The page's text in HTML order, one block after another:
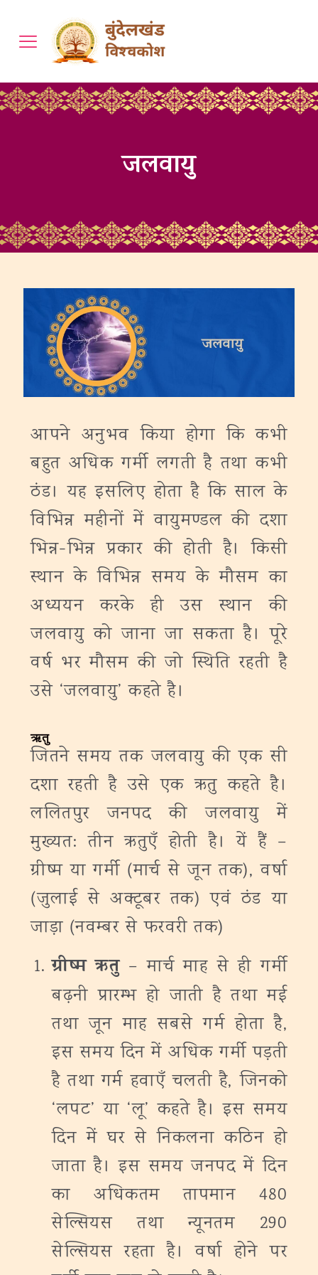
जलवायु
आपने अनुभव किया होगा कि कभी
बहुत अधिक गर्मी लगती है तथा कभी
ठंड। यह इसलिए होता है कि साल के
विभिन्न महीनों में वायुमण्डल की दशा
भिन्न-भिन्न प्रकार की होती है। किसी
स्थान के विभिन्न समय के मौसम का
अध्ययन करके ही उस स्थान की
जलवायु को जाना जा सकता है। पूरे
वर्ष भर मौसम की जो स्थिति रहती है
उसे ‘जलवायु’ कहते है।
ऋतु
जितने समय तक जलवायु की एक सी
दशा रहती है उसे एक ऋतु कहते है।
ललितपुर जनपद की जलवायु में
मुख्यत: तीन ऋतुएँ होती है। यें हैं –
ग्रीष्म या गर्मी (मार्च से जून तक), वर्षा
(जुलाई से अक्टूबर तक) एवं ठंड या
जाड़ा (नवम्बर से फरवरी तक)
ग्रीष्म ऋतु– मार्च माह से ही गर्मी
बढ़नी प्रारम्भ हो जाती है तथा मई
तथा जून माह सबसे गर्म होता है,
इस समय दिन में अधिक गर्मी पड़ती
है तथा गर्म हवाएँ चलती है, जिनको
‘लपट’ या ‘लू’ कहते है। इस समय
दिन में घर से निकलना कठिन हो
जाता है। इस समय जनपद में दिन
का अधिकतम तापमान 480
सेल्सियस तथा न्यूनतम 290
सेल्सियस रहता है। वर्षा होने पर